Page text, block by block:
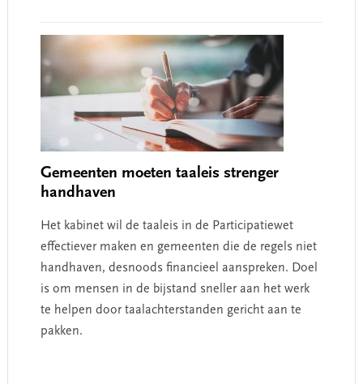
Gemeenten moeten taaleis strenger
handhaven
Het kabinet wil de taaleis in de Participatiewet
effectiever maken en gemeenten die de regels niet
handhaven, desnoods financieel aanspreken. Doel
is om mensen in de bijstand sneller aan het werk
te helpen door taalachterstanden gericht aan te
pakken.